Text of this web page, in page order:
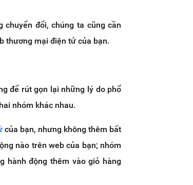
đổi, chúng ta cũng cần
thương mại điện tử của bạn.
để rút gọn lại những lý do phổ
nhóm khác nhau.
của bạn, nhưng không thêm bất
nào trên web của bạn; nhóm
hành động thêm vào giỏ hàng